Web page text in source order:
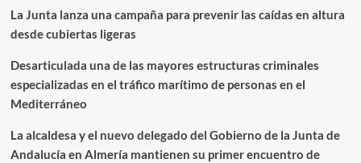
La Junta lanza una campaña para prevenir las caídas en altura
desde cubiertas ligeras
Desarticulada una de las mayores estructuras criminales
especializadas en el tráfico marítimo de personas en el
Mediterráneo
La alcaldesa y el nuevo delegado del Gobierno de la Junta de
Andalucía en Almería mantienen su primer encuentro de